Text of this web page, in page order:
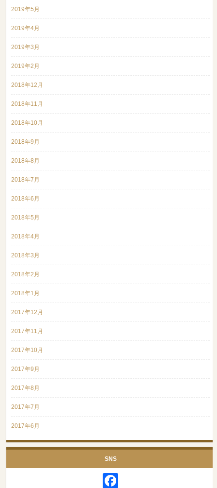
2019年5月
2019年4月
2019年3月
2019年2月
2018年12月
2018年11月
2018年10月
2018年9月
2018年8月
2018年7月
2018年6月
2018年5月
2018年4月
2018年3月
2018年2月
2018年1月
2017年12月
2017年11月
2017年10月
2017年9月
2017年8月
2017年7月
2017年6月
SNS